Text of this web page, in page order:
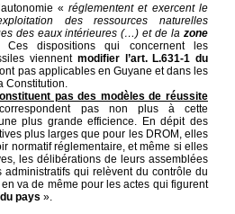
«réglementent et exercent le
des ressources naturelles
des eaux intérieures (…) et de la zone
dispositions qui concernent les
viennent modifier l’art. L.631-1 du
pas applicables en Guyane et dans les
Constitution.
pas des modèles de réussite
pas non plus à cette
plus grande efficience. En dépit des
plus larges que pour les DROM, elles
normatif réglementaire, et même si elles
les délibérations de leurs assemblées
qui relèvent du contrôle du
va de même pour les actes qui figurent
pays ».